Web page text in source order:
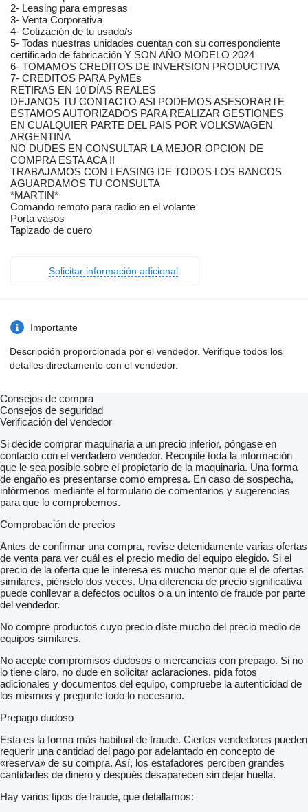
2- Leasing para empresas
3- Venta Corporativa
4- Cotización de tu usado/s
5- Todas nuestras unidades cuentan con su correspondiente
certificado de fabricación Y SON AÑO MODELO 2024
6- TOMAMOS CREDITOS DE INVERSION PRODUCTIVA
7- CREDITOS PARA PyMEs
RETIRAS EN 10 DÍAS REALES
DEJANOS TU CONTACTO ASI PODEMOS ASESORARTE
ESTAMOS AUTORIZADOS PARA REALIZAR GESTIONES
EN CUALQUIER PARTE DEL PAIS POR VOLKSWAGEN
ARGENTINA
NO DUDES EN CONSULTAR LA MEJOR OPCION DE
COMPRA ESTA ACA !!
TRABAJAMOS CON LEASING DE TODOS LOS BANCOS
AGUARDAMOS TU CONSULTA
*MARTIN*
Comando remoto para radio en el volante
Porta vasos
Tapizado de cuero
Solicitar información adicional
Importante
Descripción proporcionada por el vendedor. Verifique todos los
detalles directamente con el vendedor.
Consejos de compra
Consejos de seguridad
Verificación del vendedor
Si decide comprar maquinaria a un precio inferior, póngase en
contacto con el verdadero vendedor. Recopile toda la información
que le sea posible sobre el propietario de la maquinaria. Una forma
de engaño es presentarse como empresa. En caso de sospecha,
infórmenos mediante el formulario de comentarios y sugerencias
para que lo comprobemos.
Comprobación de precios
Antes de confirmar una compra, revise detenidamente varias ofertas
de venta para ver cuál es el precio medio del equipo elegido. Si el
precio de la oferta que le interesa es mucho menor que el de ofertas
similares, piénselo dos veces. Una diferencia de precio significativa
puede conllevar a defectos ocultos o a un intento de fraude por parte
del vendedor.
No compre productos cuyo precio diste mucho del precio medio de
equipos similares.
No acepte compromisos dudosos o mercancías con prepago. Si no
lo tiene claro, no dude en solicitar aclaraciones, pida fotos
adicionales y documentos del equipo, compruebe la autenticidad de
los mismos y pregunte todo lo necesario.
Prepago dudoso
Esta es la forma más habitual de fraude. Ciertos vendedores pueden
requerir una cantidad del pago por adelantado en concepto de
«reserva» de su compra. Así, los estafadores perciben grandes
cantidades de dinero y después desaparecen sin dejar huella.
Hay varios tipos de fraude, que detallamos: